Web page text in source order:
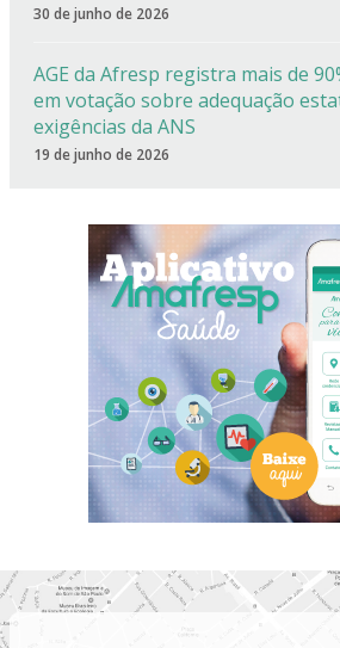
30 de junho de 2026
AGE da Afresp registra mais de
em votação sobre adequação
exigências da ANS
19 de junho de 2026